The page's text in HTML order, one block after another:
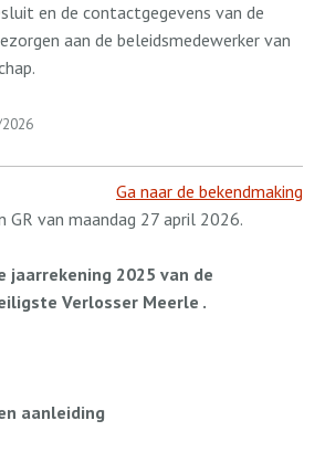
en de contactgegevens van de
aan de beleidsmedewerker van
Ga naar de bekendmaking
GR van maandag 27 april 2026.
jaarrekening 2025 van de
Verlosser Meerle .
aanleiding